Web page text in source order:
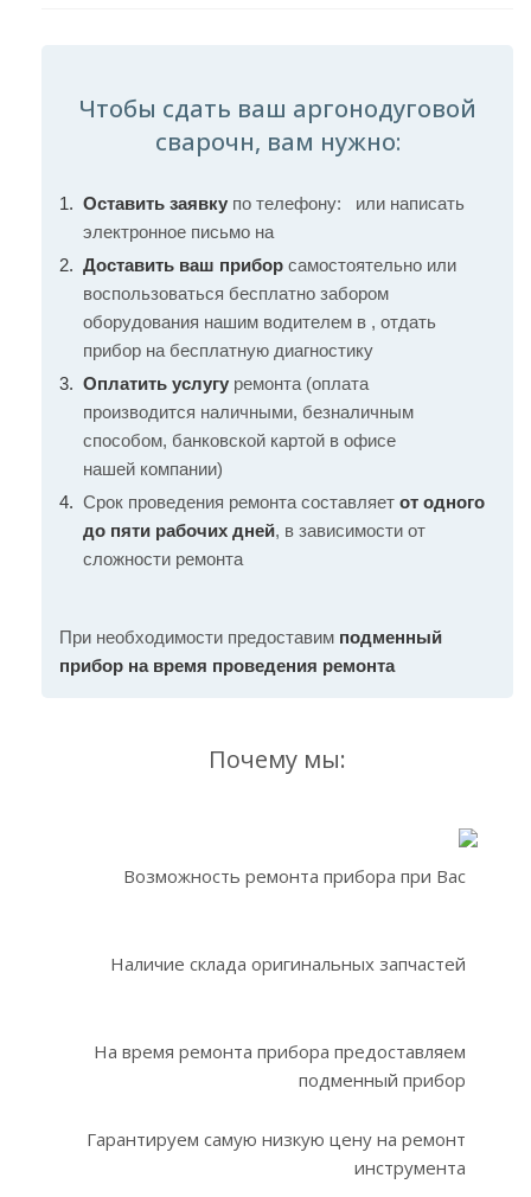
Чтобы сдать ваш аргонодуговой
сварочн, вам нужно:
Оставить заявку по телефону:
или написать
электронное письмо на
Доставить ваш прибор самостоятельно или
воспользоваться бесплатно забором
оборудования нашим водителем в , отдать
прибор на бесплатную диагностику
Оплатить услугу ремонта (оплата
производится наличными, безналичным
способом, банковской картой в офисе
нашей компании)
Срок проведения ремонта составляет от одного
до пяти рабочих дней, в зависимости от
сложности ремонта
При необходимости предоставим подменный
прибор на время проведения ремонта
Почему мы:
Возможность ремонта прибора при Вас
Наличие склада оригинальных запчастей
На время ремонта прибора предоставляем
подменный прибор
Гарантируем самую низкую цену на ремонт
инструмента